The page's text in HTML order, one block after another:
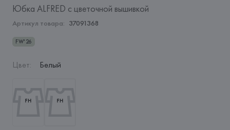
Юбка ALFRED с цветочной вышивкой
Артикул товара: 37091368
FW'26
Цвет: Белый